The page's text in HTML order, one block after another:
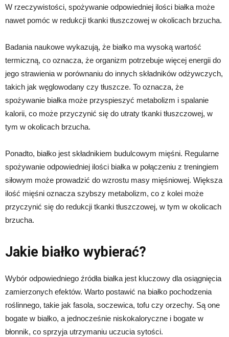
W rzeczywistości, spożywanie odpowiedniej ilości białka może
nawet pomóc w redukcji tkanki tłuszczowej w okolicach brzucha.
Badania naukowe wykazują, że białko ma wysoką wartość
termiczną, co oznacza, że organizm potrzebuje więcej energii do
jego strawienia w porównaniu do innych składników odżywczych,
takich jak węglowodany czy tłuszcze. To oznacza, że
spożywanie białka może przyspieszyć metabolizm i spalanie
kalorii, co może przyczynić się do utraty tkanki tłuszczowej, w
tym w okolicach brzucha.
Ponadto, białko jest składnikiem budulcowym mięśni. Regularne
spożywanie odpowiedniej ilości białka w połączeniu z treningiem
siłowym może prowadzić do wzrostu masy mięśniowej. Większa
ilość mięśni oznacza szybszy metabolizm, co z kolei może
przyczynić się do redukcji tkanki tłuszczowej, w tym w okolicach
brzucha.
Jakie białko wybierać?
Wybór odpowiedniego źródła białka jest kluczowy dla osiągnięcia
zamierzonych efektów. Warto postawić na białko pochodzenia
roślinnego, takie jak fasola, soczewica, tofu czy orzechy. Są one
bogate w białko, a jednocześnie niskokaloryczne i bogate w
błonnik, co sprzyja utrzymaniu uczucia sytości.